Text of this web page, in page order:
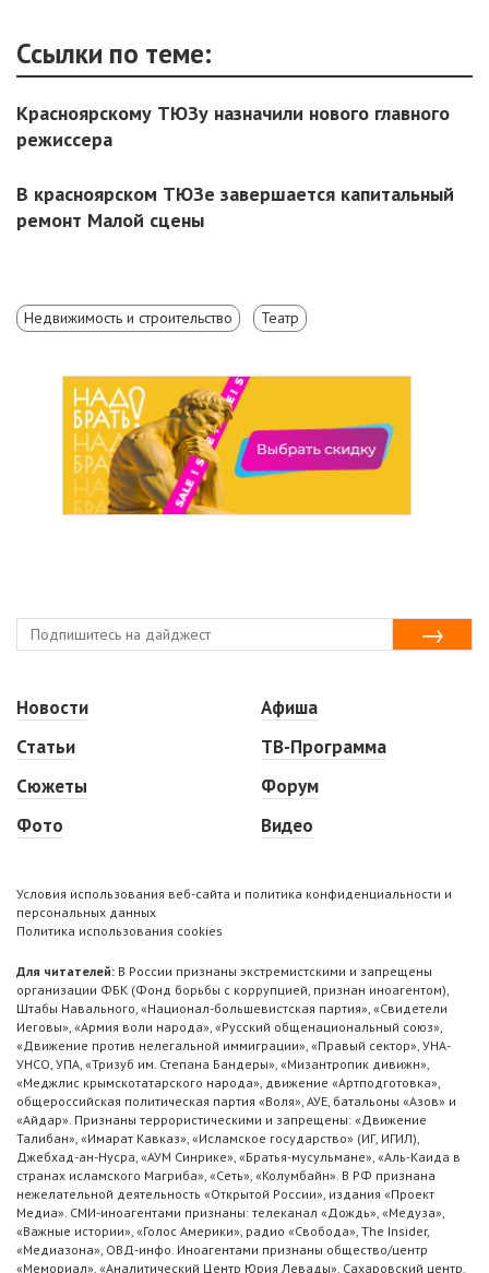
Ссылки по теме:
Красноярскому ТЮЗу назначили нового главного
режиссера
В красноярском ТЮЗе завершается капитальный
ремонт Малой сцены
Недвижимость и строительство Театр
Новости
Статьи
Сюжеты
Фото
Афиша
ТВ-Программа
Форум
Видео
Условия использования веб-сайта и политика конфиденциальности и
персональных данных
Политика использования cookies
Для читателей: В России признаны экстремистскими и запрещены
организации ФБК (Фонд борьбы с коррупцией, признан иноагентом),
Штабы Навального, «Национал-большевистская партия», «Свидетели
Иеговы», «Армия воли народа», «Русский общенациональный союз»,
«Движение против нелегальной иммиграции», «Правый сектор», УНА-
УНСО, УПА, «Тризуб им. Степана Бандеры», «Мизантропик дивижн»,
«Меджлис крымскотатарского народа», движение «Артподготовка»,
общероссийская политическая партия «Воля», АУЕ, батальоны «Азов» и
«Айдар». Признаны террористическими и запрещены: «Движение
Талибан», «Имарат Кавказ», «Исламское государство» (ИГ, ИГИЛ),
Джебхад-ан-Нусра, «АУМ Синрике», «Братья-мусульмане», «Аль-Каида в
странах исламского Магриба», «Сеть», «Колумбайн». В РФ признана
нежелательной деятельность «Открытой России», издания «Проект
Медиа». СМИ-иноагентами признаны: телеканал «Дождь», «Медуза»,
«Важные истории», «Голос Америки», радио «Свобода», The Insider,
«Медиазона», ОВД-инфо. Иноагентами признаны общество/центр
«Мемориал», «Аналитический Центр Юрия Левады», Сахаровский центр.